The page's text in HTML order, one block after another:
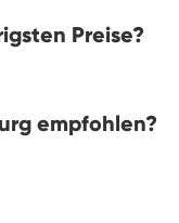
Preise?
empfohlen?